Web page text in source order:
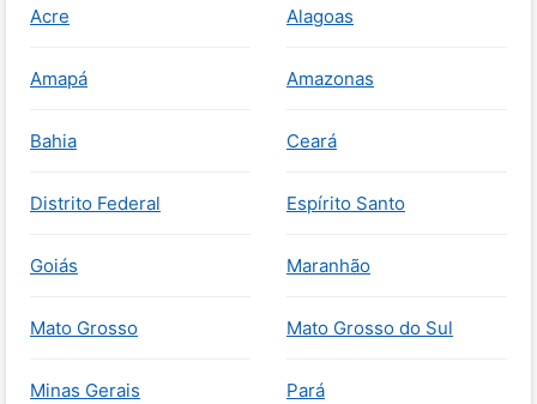
Acre Alagoas
Amapá Amazonas
Bahia Ceará
Distrito Federal Espírito Santo
Goiás Maranhão
Mato Grosso Mato Grosso do Sul
Minas Gerais Pará